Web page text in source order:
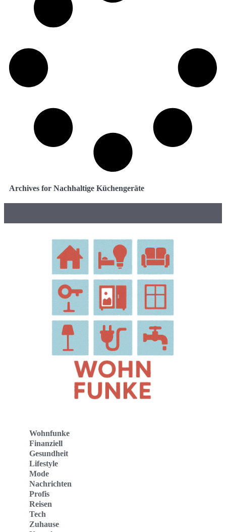
Archives for Nachhaltige Küchengeräte
Wohnfunke
Finanziell
Gesundheit
Lifestyle
Mode
Nachrichten
Profis
Reisen
Tech
Zuhause